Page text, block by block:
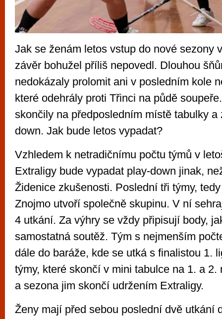
Jak se ženám letos vstup do nové sezony
závěr bohužel příliš nepovedl. Dlouhou
nedokázaly prolomit ani v posledním kole
které odehrály proti Třinci na půdě
skončily na předposledním místě tabulky a
down. Jak bude letos vypadat?
Vzhledem k netradičnímu počtu týmů v
Extraligy bude vypadat play-down jinak,
Židenice zkušenosti. Poslední tři týmy,
Znojmo utvoří společně skupinu. V ní
4 utkání. Za výhry se vždy připisují body,
samostatná soutěž. Tým s nejmenším
dále do baráže, kde se utká s finalistou 1.
týmy, které skončí v mini tabulce na 1. a
a sezona jim skončí udržením Extraligy.
Ženy mají před sebou poslední dvě utkání